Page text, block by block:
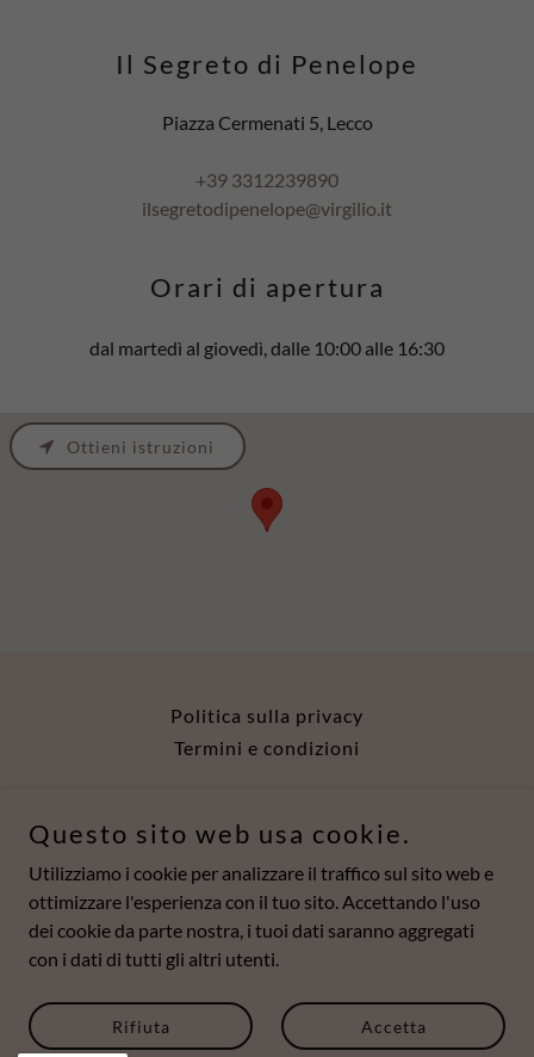
Il Segreto di Penelope
Piazza Cermenati 5, Lecco
+39 3312239890
ilsegretodipenelope@virgilio.it
Orari di apertura
dal martedì al giovedì, dalle 10:00 alle 16:30
Ottieni istruzioni
Politica sulla privacy
Termini e condizioni
Il Segreto di Penelope - C.F. 92081620137
Piazza Mario Cermenati 5, 23900 Lecco, Italy
Copyright © 2021 Il Segreto di Penelope - Tutti i diritti riservati.
Questo sito web usa cookie.
Utilizziamo i cookie per analizzare il traffico sul sito web e
ottimizzare l'esperienza con il tuo sito. Accettando l'uso
dei cookie da parte nostra, i tuoi dati saranno aggregati
con i dati di tutti gli altri utenti.
Rifiuta Accetta